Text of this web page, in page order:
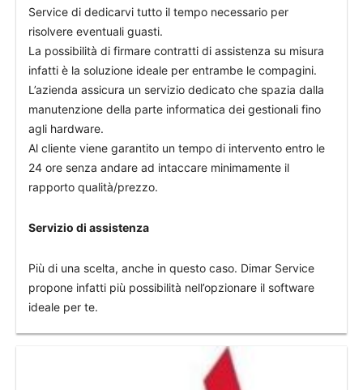
Service di dedicarvi tutto il tempo necessario per
risolvere eventuali guasti.
La possibilità di firmare contratti di assistenza su misura
infatti è la soluzione ideale per entrambe le compagini.
L’azienda assicura un servizio dedicato che spazia dalla
manutenzione della parte informatica dei gestionali fino
agli hardware.
Al cliente viene garantito un tempo di intervento entro le
24 ore senza andare ad intaccare minimamente il
rapporto qualità/prezzo.
Servizio di assistenza
Più di una scelta, anche in questo caso. Dimar Service
propone infatti più possibilità nell’opzionare il software
ideale per te.